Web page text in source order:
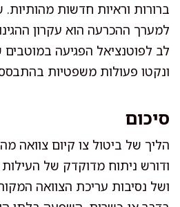
ברורות וראיות חדשות מהותיות.
למערך ההכרעה הוא עקרון
לב לפוטנציאל הפגיעה
ונקטו פעולות משפטיות בהתבסס
סיכום
הליך של ביטול צו קיום צוואה
ודורש ניתוח מדוקדק של
ושל נסיבות עריכת הצוואה